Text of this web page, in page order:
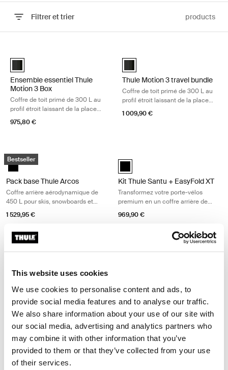
This website uses cookies
We use cookies to personalise content and ads, to
provide social media features and to analyse our traffic.
We also share information about your use of our site with
our social media, advertising and analytics partners who
may combine it with other information that you’ve
provided to them or that they’ve collected from your use
of their services.
Filtrer et trier products
Ensemble essentiel Thule Motion 3 Box Black Glossy (selected)
Ensemble essentiel Thule
Motion 3 Box
Coffre de toit primé de 300 L au
profil étroit laissant de la place
pour d'autres équipements
975,80 €
Thule Motion 3 travel bundle
Thule Motion 3 travel bundle
Coffre de toit primé de 300 L au
profil étroit laissant de la place
pour d'autres équipements
1 009,90 €
Pack base Thule Arcos Coffre arrière aérodynamique de 450 L pour
Bestseller
black
Pack base Thule Arcos
Coffre arrière aérodynamique de
450 L pour skis, snowboards et
autres équipements
1 529,95 €
Kit Thule Santu + EasyFold XT
Kit Thule Santu + EasyFold XT
Transformez votre porte-vélos
premium en un coffre arrière de
260 L
969,90 €
Pack essentiel Thule Santu + Thule EasyFold 3 pour 2 vélos
Pack essentiel Thule Santu + Thule EasyFold 3 pour 2 vélos Noir
Pack essentiel Thule Santu +
Transformez votre porte-vélos
premium en un coffre arrière de
260 L
1 919,90 €
Pack essentiel Thule Santu +
Pack essentiel Thule Santu +
Transformez votre porte-vélos
premium en un coffre arrière de
260 L
2 069,90 €
Pack essentiel Thule Santu + Thule Epos 2 vélos Transformez votre
Pack essentiel Thule Santu + Thule Epos 2 vélos Noir (selected)
Pack essentiel Thule Santu +
Pack essentiel Thule Santu +